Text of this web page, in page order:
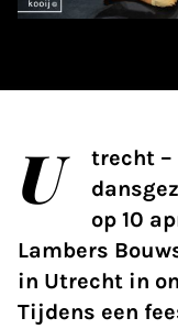
U
trecht –
op 10
Lambers
in Utrecht in
Tijdens een